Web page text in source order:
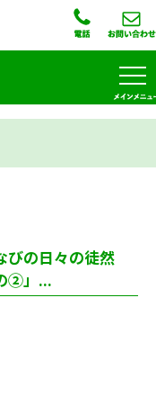
びの日々の徒然
②」...